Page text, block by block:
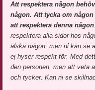
Att respektera någon
någon. Att tycka om
att respektera denna någon
respektera alla sidor hos
älska någon, men ni kan se
ej hyser respekt för. Med
den personen, men att veta
och tycker. Kan ni se